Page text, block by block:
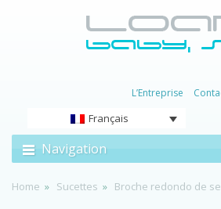
L’Entreprise
Français
Navigation
Home Sucettes Broche redondo de